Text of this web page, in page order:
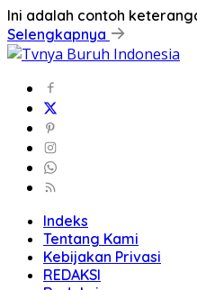
Ini adalah contoh
Selengkapnya
Indeks
Tentang Kami
Kebijakan Privasi
REDAKSI